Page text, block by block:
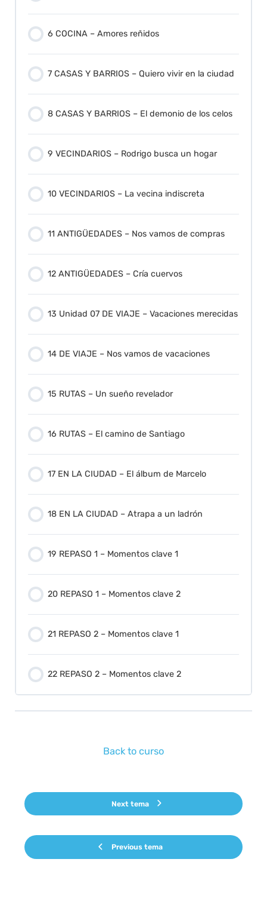
6 COCINA – Amores reñidos
7 CASAS Y BARRIOS – Quiero vivir en la ciudad
8 CASAS Y BARRIOS – El demonio de los celos
9 VECINDARIOS – Rodrigo busca un hogar
10 VECINDARIOS – La vecina indiscreta
11 ANTIGÜEDADES – Nos vamos de compras
12 ANTIGÜEDADES – Cría cuervos
13 Unidad 07 DE VIAJE – Vacaciones merecidas
14 DE VIAJE – Nos vamos de vacaciones
15 RUTAS – Un sueño revelador
16 RUTAS – El camino de Santiago
17 EN LA CIUDAD – El álbum de Marcelo
18 EN LA CIUDAD – Atrapa a un ladrón
19 REPASO 1 – Momentos clave 1
20 REPASO 1 – Momentos clave 2
21 REPASO 2 – Momentos clave 1
22 REPASO 2 – Momentos clave 2
Previous tema
Back to curso
Next tema